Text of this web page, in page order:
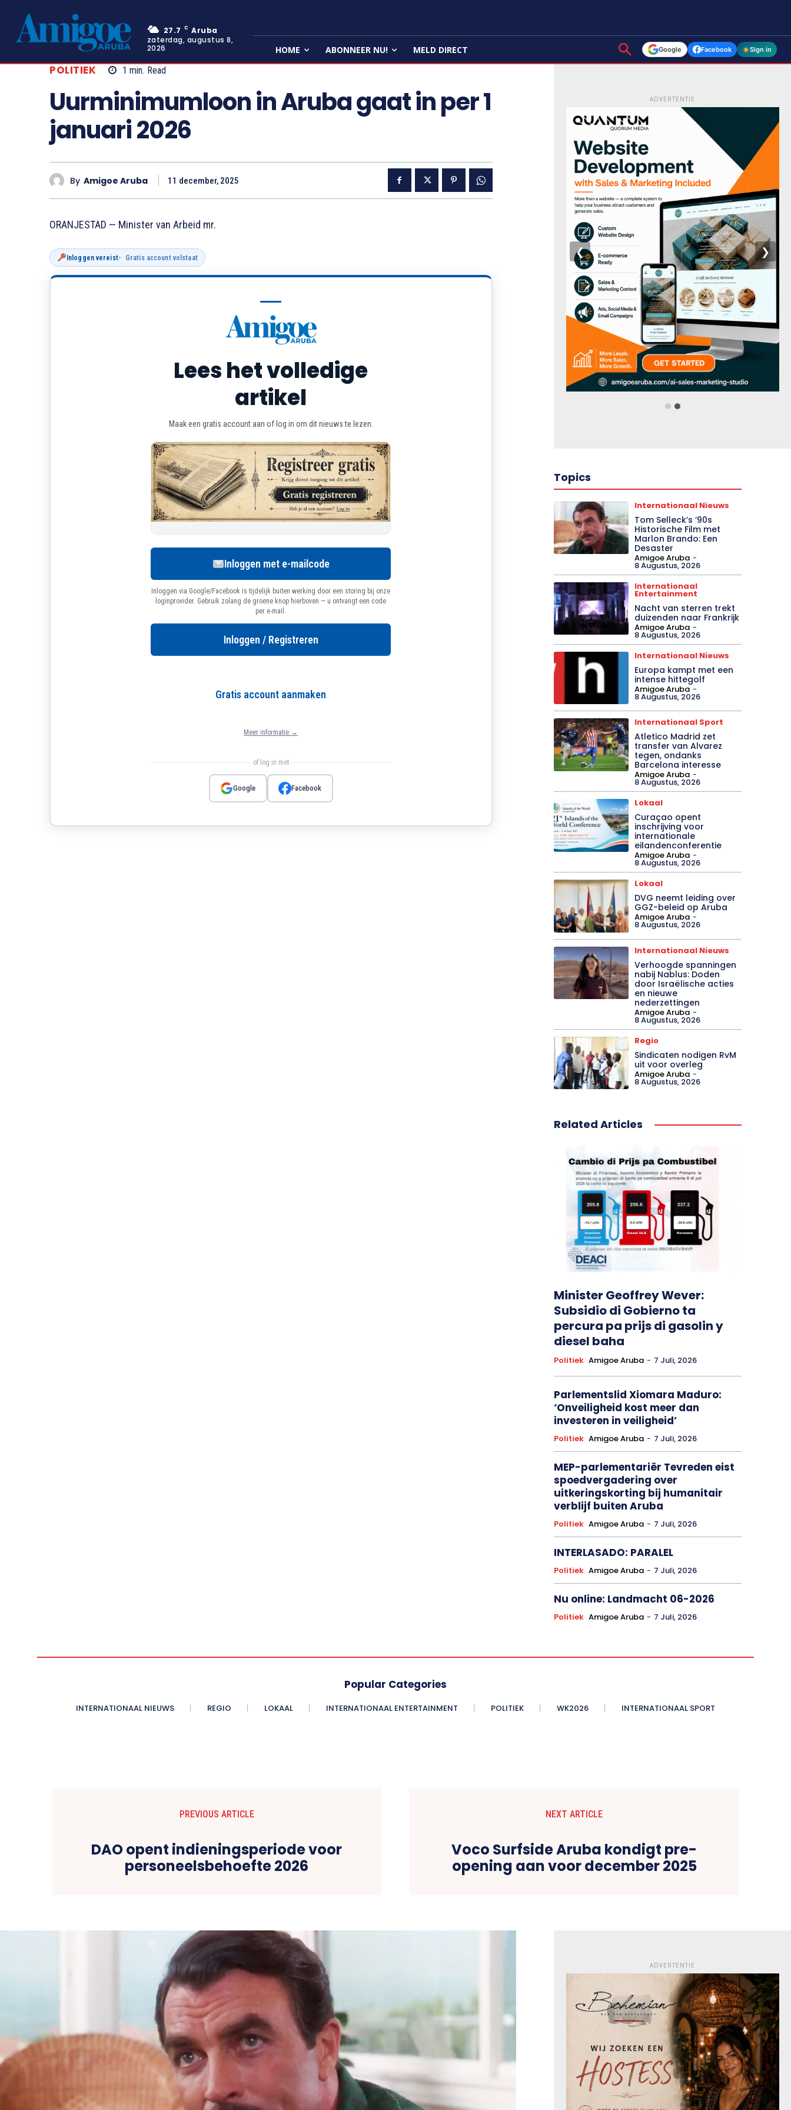
27.7 C Aruba
zaterdag, augustus 8,
2026
HOME ABONNEER NU! MELD DIRECT Google Facebook Sign in
POLITIEK 1 min. Read
Uurminimumloon in Aruba gaat in per 1
januari 2026
By Amigoe Aruba 11 december, 2025
ORANJESTAD — Minister van Arbeid mr.
Inloggen vereist Gratis account volstaat
Lees het volledige
artikel
Maak een gratis account aan of log in om dit nieuws te lezen.
Inloggen met e-mailcode
Inloggen via Google/Facebook is tijdelijk buiten werking door een storing bij onze
loginprovider. Gebruik zolang de groene knop hierboven — u ontvangt een code
per e-mail.
Inloggen / Registreren
Gratis account aanmaken
Meer informatie →
of log in met
Google Facebook
ADVERTENTIE
❮ ❯
Topics
Internationaal Nieuws
Tom Selleck’s ’90s
Historische Film met
Marlon Brando: Een
Desaster
Amigoe Aruba -
8 Augustus, 2026
Internationaal
Entertainment
Nacht van sterren trekt
duizenden naar Frankrijk
Amigoe Aruba -
8 Augustus, 2026
Internationaal Nieuws
Europa kampt met een
intense hittegolf
Amigoe Aruba -
8 Augustus, 2026
Internationaal Sport
Atletico Madrid zet
transfer van Alvarez
tegen, ondanks
Barcelona interesse
Amigoe Aruba -
8 Augustus, 2026
Lokaal
Curaçao opent
inschrijving voor
internationale
eilandenconferentie
Amigoe Aruba -
8 Augustus, 2026
Lokaal
DVG neemt leiding over
GGZ-beleid op Aruba
Amigoe Aruba -
8 Augustus, 2026
Internationaal Nieuws
Verhoogde spanningen
nabij Nablus: Doden
door Israëlische acties
en nieuwe
nederzettingen
Amigoe Aruba -
8 Augustus, 2026
Regio
Sindicaten nodigen RvM
uit voor overleg
Amigoe Aruba -
8 Augustus, 2026
Related Articles
Minister Geoffrey Wever:
Subsidio di Gobierno ta
percura pa prijs di gasolin y
diesel baha
Politiek Amigoe Aruba - 7 Juli, 2026
Parlementslid Xiomara Maduro:
‘Onveiligheid kost meer dan
investeren in veiligheid’
Politiek Amigoe Aruba - 7 Juli, 2026
MEP-parlementariër Tevreden eist
spoedvergadering over
uitkeringskorting bij humanitair
verblijf buiten Aruba
Politiek Amigoe Aruba - 7 Juli, 2026
INTERLASADO: PARALEL
Politiek Amigoe Aruba - 7 Juli, 2026
Nu online: Landmacht 06-2026
Politiek Amigoe Aruba - 7 Juli, 2026
Popular Categories
INTERNATIONAAL NIEUWS REGIO LOKAAL INTERNATIONAAL ENTERTAINMENT POLITIEK WK2026 INTERNATIONAAL SPORT
PREVIOUS ARTICLE
DAO opent indieningsperiode voor
personeelsbehoefte 2026
NEXT ARTICLE
Voco Surfside Aruba kondigt pre-
opening aan voor december 2025